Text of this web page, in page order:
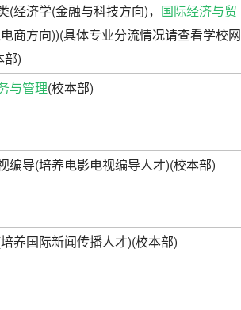
(经济学(金融与科技方向)， 国际经济与贸
商方向))(具体专业分流情况请查看学校网
部)
与管理(校本部)
编导(培养电影电视编导人才)(校本部)
养国际新闻传播人才)(校本部)